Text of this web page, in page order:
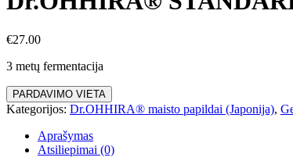
€27.00
3 metų fermentacija
PARDAVIMO VIETA
Kategorijos: Dr.OHHIRA® maisto papildai (Japonija),
Aprašymas
Atsiliepimai (0)